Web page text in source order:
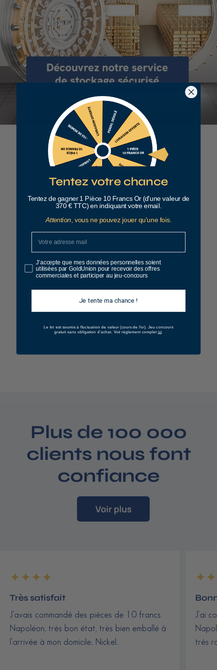
Ces produits
pourraient vous
intéresser
4 674 €4
0
€
Voir le produit
Plus de 100 000
clients nous font
confiance
Voir plus
Très satisfait
J'avais commandé des pièces de 10 francs
Napoléon, très bon état, très bien emballé à
l'arrivée à mon domicile. Nickel.
J'ai
très
Tentez votre chance
Tentez de gagner 1 Pièce 10 Francs Or (d'une valeur de
370 € TTC) en indiquant votre email.
Attention , vous ne pouvez jouer qu'une fois.
J’accepte que mes données personnelles soient
utilisées par GoldUnion pour recevoir des offres
commerciales et participer au jeu-concours
Je tente ma chance !
Le lot est soumis à fluctuation de valeur (cours de l’or). Jeu concours
gratuit sans obligation d’achat. Voir règlement complet ici.